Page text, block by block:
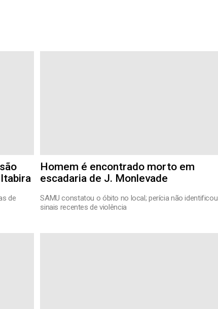
de
Homem é encontrado morto em
escadaria de J. Monlevade
SAMU constatou o óbito no local; perícia não identificou
sinais recentes de violência